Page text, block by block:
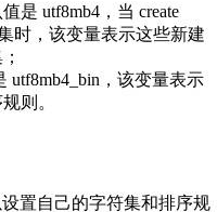
值是 utf8mb4，当 create
时，该变量表示这些新建
utf8mb4_bin，该变量表示
则。
置自己的字符集和排序规